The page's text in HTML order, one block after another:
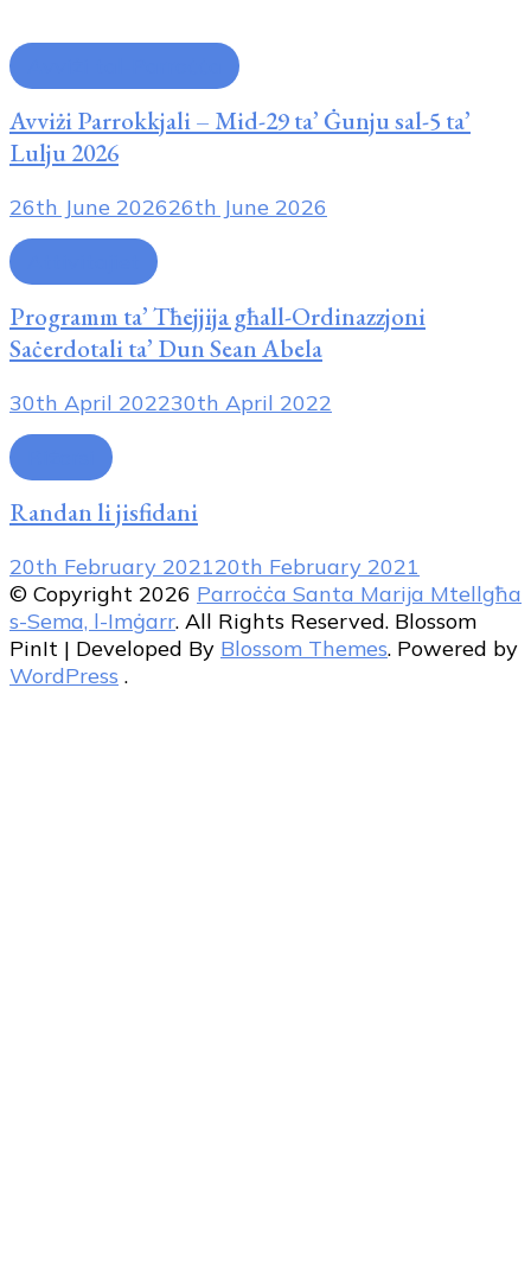
Avviżi Parrokkjali – Mid-29 ta’ Ġunju sal-5 ta’
Lulju 2026
26th June 202626th June 2026
Programm ta’ Tħejjija għall-Ordinazzjoni
Saċerdotali ta’ Dun Sean Abela
30th April 202230th April 2022
Randan li jisfidani
20th February 202120th February 2021
© Copyright 2026 Parroċċa Santa Marija Mtellgħa
s-Sema, l-Imġarr. All Rights Reserved. Blossom
PinIt | Developed By Blossom Themes. Powered by
WordPress .